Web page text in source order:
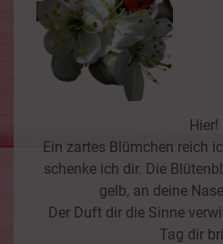
Hier!
Ein zartes Blümchen reich
schenke ich dir. Die
gelb, an deine
Der Duft dir die Sinne
Tag dir